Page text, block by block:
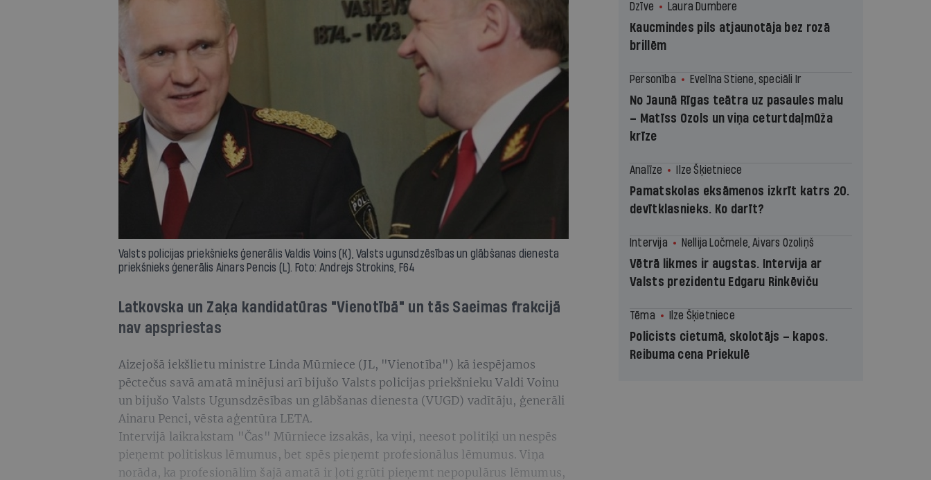
Valsts policijas priekšnieks ģenerālis Valdis Voins (K), Valsts ugunsdzēsības un glābšanas dienesta
priekšnieks ģenerālis Ainars Pencis (L). Foto: Andrejs Strokins, F64
Latkovska un Zaķa kandidatūras "Vienotībā" un tās Saeimas frakcijā
nav apspriestas
Aizejošā iekšlietu ministre Linda Mūrniece (JL, "Vienotība") kā iespējamos
pēctečus savā amatā minējusi arī bijušo Valsts policijas priekšnieku Valdi Voinu
un bijušo Valsts Ugunsdzēsības un glābšanas dienesta (VUGD) vadītāju, ģenerāli
Ainaru Penci, vēsta aģentūra LETA.
Intervijā laikrakstam "Čas" Mūrniece izsakās, ka viņi, neesot politiķi un nespēs
pieņemt politiskus lēmumus, bet spēs pieņemt profesionālus lēmumus. Viņa
norāda, ka profesionālim šajā amatā ir ļoti grūti pieņemt nepopulārus lēmumus,
Dzīve Laura Dumbere
Kaucmindes pils atjaunotāja bez rozā
brillēm
Personība Evelīna Stiene, speciāli Ir
No Jaunā Rīgas teātra uz pasaules malu
– Matīss Ozols un viņa ceturtdaļmūža
krīze
Analīze Ilze Šķietniece
Pamatskolas eksāmenos izkrīt katrs 20.
devītklasnieks. Ko darīt?
Intervija Nellija Ločmele, Aivars Ozoliņš
Vētrā likmes ir augstas. Intervija ar
Valsts prezidentu Edgaru Rinkēviču
Tēma Ilze Šķietniece
Policists cietumā, skolotājs – kapos.
Reibuma cena Priekulē